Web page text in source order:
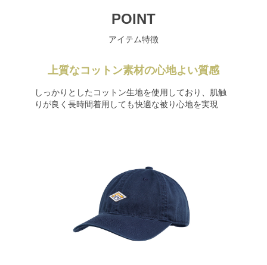
POINT
アイテム特徴
上質なコットン素材の心地よい質感
しっかりとしたコットン生地を使用しており、肌触
りが良く長時間着用しても快適な被り心地を実現